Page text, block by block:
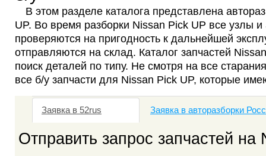
В этом разделе каталога представлена
UP. Во время разборки Nissan Pick UP все узлы и
проверяются на пригодность к дальнейшей
отправляются на склад. Каталог запчастей
поиск деталей по типу. Не смотря на все
все б/у запчасти для Nissan Pick UP, которые
Заявка в 52rus Заявка в авторазборки
Отправить запрос запчастей